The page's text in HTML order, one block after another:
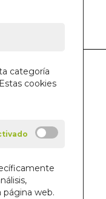
categoría
cookies
página web.
LA INDIA